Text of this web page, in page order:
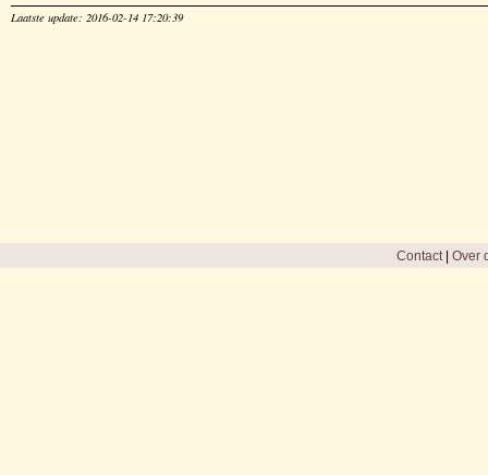
Laatste update: 2016-02-14 17:20:39
Contact| Over